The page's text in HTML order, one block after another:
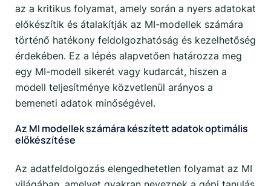
az a kritikus folyamat, amely során a nyers adatokat
előkészítik és átalakítják az MI-modellek számára
történő hatékony feldolgozhatóság és kezelhetőség
érdekében. Ez a lépés alapvetően határozza meg
egy MI-modell sikerét vagy kudarcát, hiszen a
modell teljesítménye közvetlenül arányos a
bemeneti adatok minőségével.
Az MI modellek számára készített adatok optimális
előkészítése
Az adatfeldolgozás elengedhetetlen folyamat az MI